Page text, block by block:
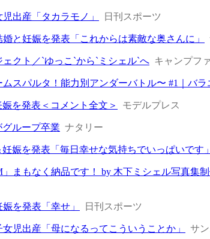
出産「タカラモノ」 日刊スポーツ
と妊娠を発表「これからは素敵な奥さんに」
クト／`ゆっこ`から`ミシェル`へ キャンプフ
ムスパルタ！能力別アンダーバトル〜 #1｜バ
を発表＜コメント全文＞ モデルプレス
ループ卒業 ナタリー
娠を発表「毎日幸せな気持ちでいっぱいです
」まもなく納品です！ by 木下ミシェル写真集
を発表「幸せ」 日刊スポーツ
児出産「母になるってこういうことか」 サ